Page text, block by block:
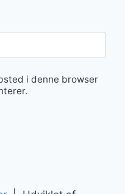
i denne browser